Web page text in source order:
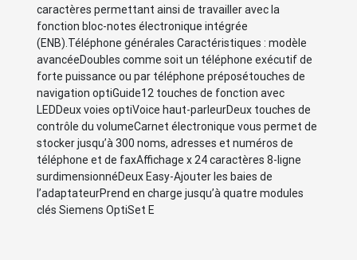
caractères permettant ainsi de travailler avec la
fonction bloc-notes électronique intégrée
(ENB).Téléphone générales Caractéristiques : modèle
avancéeDoubles comme soit un téléphone exécutif de
forte puissance ou par téléphone préposétouches de
navigation optiGuide12 touches de fonction avec
LEDDeux voies optiVoice haut-parleurDeux touches de
contrôle du volumeCarnet électronique vous permet de
stocker jusqu’à 300 noms, adresses et numéros de
téléphone et de faxAffichage x 24 caractères 8-ligne
surdimensionnéDeux Easy-Ajouter les baies de
l’adaptateurPrend en charge jusqu’à quatre modules
clés Siemens OptiSet E